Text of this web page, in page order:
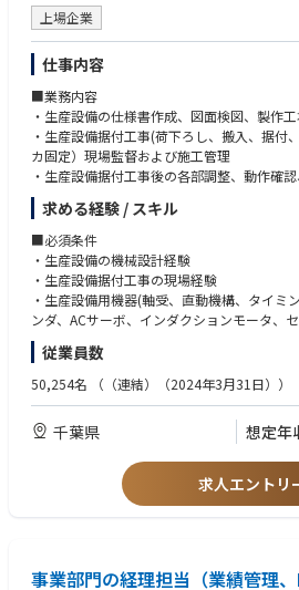
上場企業
仕事内容
■業務内容
・生産設備の仕様書作成、図面検図、製作
・生産設備据付工事(荷下ろし、搬入、据付
カ固定）現場監督および施工管理
・生産設備据付工事後の各部調整、動作確
資料作成
■募集部署のビジョン
知識や経験を共有し成長させて、事業に最適
業発展に貢献する
■所属のミッション・業務
備に対し、設備技術を盛り込み下記を遂行す
(1)導入プロジェクトの遂行⇒設計、製作、設
(2)設備改善（生産性・品質・安全・省エネ）
■募集背景
※ 投資事例）生成AI市場拡大に伴う光ファ
当社 佐倉事業所に新工場を建設し生産能力の
求める経験 / スキル
■必須条件
・生産設備の機械設計経験
・生産設備据付工事の現場経験
・生産設備用機器(軸受、直動機構、タイミ
ンダ、ACサーボ、インダクションモータ、
取扱経験
★メーカーでの生産技術職経験者のみならず
■歓迎条件
・強度計算、モータ選定、エア機器選定の
■求める人物像
・自己の技術向上に常に務めている人
従業員数
50,254名 （（連結）（2024年3月31日））
千葉県 想定年
求人エントリ
事業部門の経理担当（業績管理